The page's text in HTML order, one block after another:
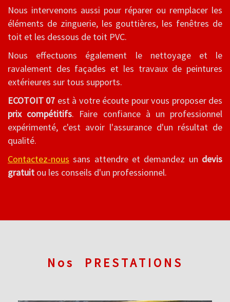
Nous intervenons aussi pour réparer ou remplacer les
éléments de zinguerie, les gouttières, les fenêtres de
toit et les dessous de toit PVC.
Nous effectuons également le nettoyage et le
ravalement des façades et les travaux de peintures
extérieures sur tous supports.
ECOTOIT 07 est à votre écoute pour vous proposer des
prix compétitifs. Faire confiance à un professionnel
expérimenté, c'est avoir l'assurance d'un résultat de
qualité.
Contactez-nous sans attendre et demandez un devis
gratuit ou les conseils d'un professionnel.
Nos PRESTATIONS